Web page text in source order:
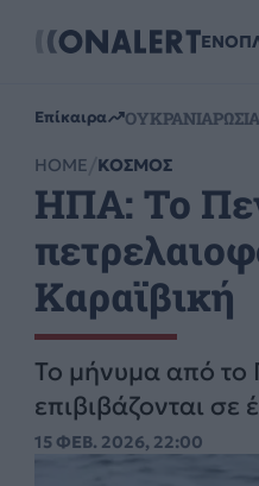
Επίκαιρα ΟΥΚΡΑΝΙΑΡΩΣΙΑ
HOME ΚΟΣΜΟΣ
ΗΠΑ: Το
Καραϊβική
Το μήνυμα από το
επιβιβάζονται σε
15 ΦΕΒ. 2026, 22:00